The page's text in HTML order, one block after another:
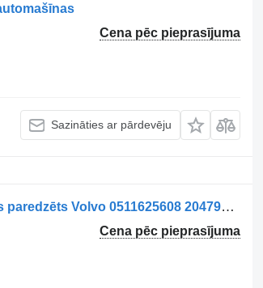
Cena pēc pieprasījuma
Sazināties ar pārdevēju
Motor hidraulic pentru ventilator de răcire hidromotors paredzēts Volvo 0511625608 20479528-15 kravas automašīnas
Cena pēc pieprasījuma